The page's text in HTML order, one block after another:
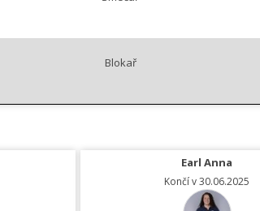
Blokař
Earl Anna
Končí v 30.06.2025